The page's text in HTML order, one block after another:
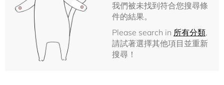
我們被未找到符合您搜尋條
件的結果。
Please search in 所有分類,
請試著選擇其他項目並重新
搜尋！